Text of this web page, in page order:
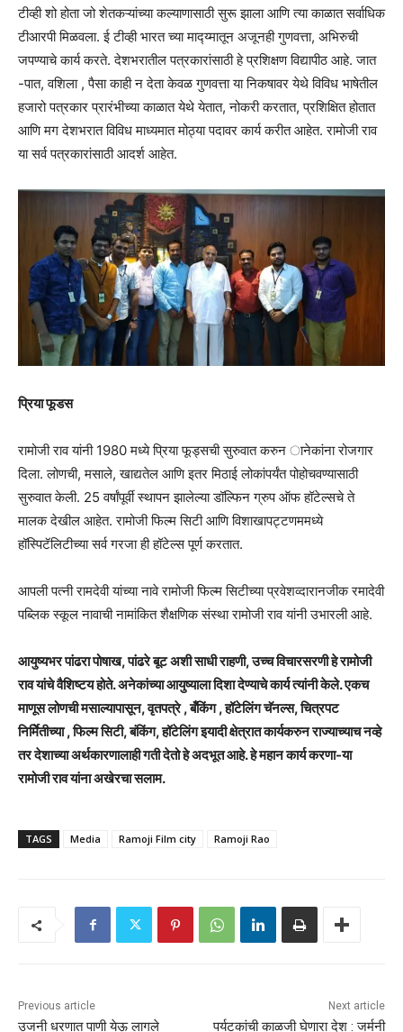
टीव्ही शो होता जो शेतकऱ्यांच्या कल्याणासाठी सुरू झाला आणि त्या काळात सर्वाधिक
टीआरपी मिळवला. ई टीव्ही भारत च्या माद्य्मातून अजूनही गुणवत्ता, अभिरुची
जपण्याचे कार्य करते. देशभरातील पत्रकारांसाठी हे प्रशिक्षण विद्यापीठ आहे. जात
-पात, वशिला , पैसा काही न देता केवळ गुणवत्ता या निकषावर येथे विविध भाषेतील
हजारो पत्रकार प्रारंभीच्या काळात येथे येतात, नोकरी करतात, प्रशिक्षित होतात
आणि मग देशभरात विविध माध्यमात मोठ्या पदावर कार्य करीत आहेत. रामोजी राव
या सर्व पत्रकारांसाठी आदर्श आहेत.
प्रिया फूडस
रामोजी राव यांनी 1980 मध्ये प्रिया फूड्सची सुरुवात करुन ानेकांना रोजगार
दिला. लोणची, मसाले, खाद्यतेल आणि इतर मिठाई लोकांपर्यंत पोहोचवण्यासाठी
सुरुवात केली. 25 वर्षांपूर्वी स्थापन झालेल्या डॉल्फिन ग्रुप ऑफ हॉटेल्सचे ते
मालक देखील आहेत. रामोजी फिल्म सिटी आणि विशाखापट्टणममध्ये
हॉस्पिटॅलिटीच्या सर्व गरजा ही हॉटेल्स पूर्ण करतात.
आपली पत्नी रामदेवी यांच्या नावे रामोजी फिल्म सिटीच्या प्रवेशव्दारानजीक रमादेवी
पब्लिक स्कूल नावाची नामांकित शैक्षणिक संस्था रामोजी राव यांनी उभारली आहे.
आयुष्यभर पांढरा पोषाख, पांढरे बूट अशी साधी राहणी, उच्च विचारसरणी हे रामोजी
राव यांचे वैशिष्टय होते. अनेकांच्या आयुष्याला दिशा देण्याचे कार्य त्यांनी केले. एकच
माणूस लोणची मसाल्यापासून, वृतपत्रे , बँकिंग , हॉटेलिंग चॅनल्स, चित्रपट
निर्मिेतीच्या , फिल्म सिटी, बंकिंग, हॉटेलिंग इयादी क्षेत्रात कार्यकरुन राज्याच्याच नव्हे
तर देशाच्या अर्थकारणालाही गती देतो हे अदभूत आहे. हे महान कार्य करणा-या
रामोजी राव यांना अखेरचा सलाम.
TAGS Media Ramoji Film city Ramoji Rao
Previous article
उजनी धरणात पाणी येऊ लागले
Next article
पर्यटकांची काळजी घेणारा देश : जर्मनी